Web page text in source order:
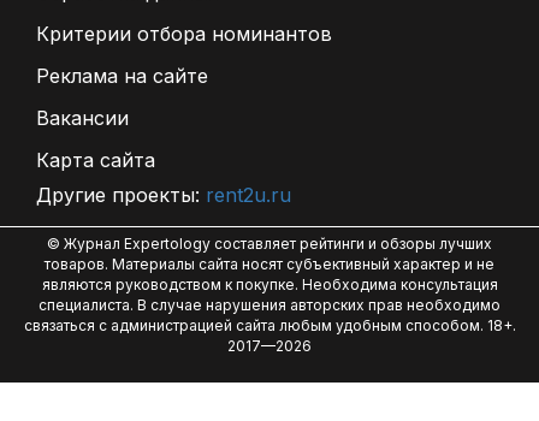
Критерии отбора номинантов
Реклама на сайте
Вакансии
Карта сайта
Другие проекты: rent2u.ru
© Журнал Expertology составляет рейтинги и обзоры лучших
товаров. Материалы сайта носят субъективный характер и не
являются руководством к покупке. Необходима консультация
специалиста. В случае нарушения авторских прав необходимо
связаться с администрацией сайта любым удобным способом. 18+.
2017—2026